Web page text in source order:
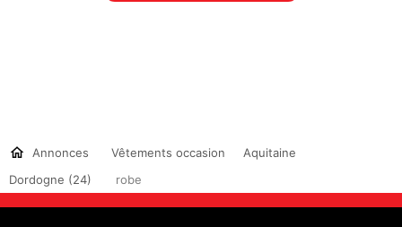
Annonces Vêtements occasion
Aquitaine
Dordogne (24)
robe